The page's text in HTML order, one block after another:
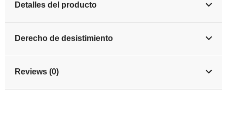
Detalles del producto
Derecho de desistimiento
Reviews (0)